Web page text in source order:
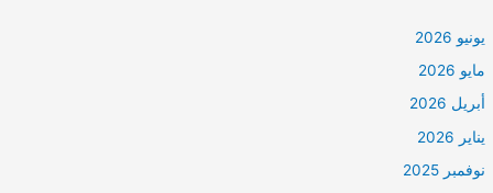
يونيو 2026
مايو 2026
أبريل 2026
يناير 2026
نوفمبر 2025